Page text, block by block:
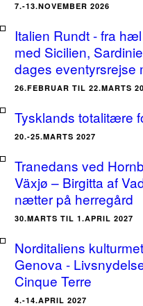
7.-13.NOVEMBER 2026
Italien Rundt - fra
med Sicilien,
dages eventyrsrejse
26.FEBRUAR TIL 22.MARTS
Tysklands totalitære
20.-25.MARTS 2027
Tranedans ved
Växjø – Birgitta af
nætter på herregård
30.MARTS TIL 1.APRIL 2027
Norditaliens
Genova -
Cinque Terre
4.-14.APRIL 2027